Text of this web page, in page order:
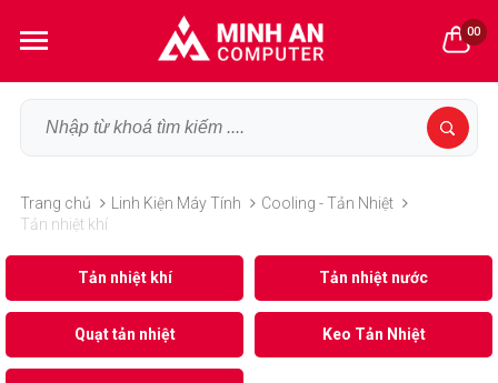
00
Trang chủ Linh Kiện Máy Tính
Cooling - Tản Nhiệt
Tản nhiệt khí
Tản nhiệt khí Tản nhiệt nước
Quạt tản nhiệt Keo Tản Nhiệt